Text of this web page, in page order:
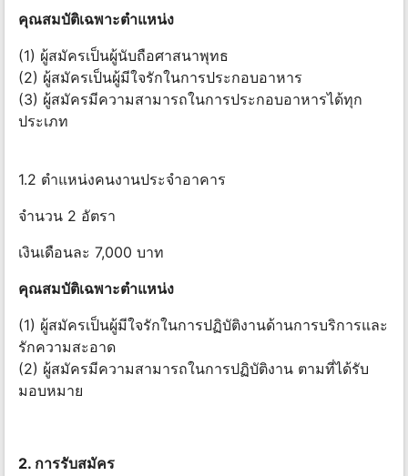
คุณสมบัติเฉพาะตำแหน่ง
(1) ผู้สมัครเป็นผู้นับถือศาสนาพุทธ
(2) ผู้สมัครเป็นผู้มีใจรักในการประกอบอาหาร
(3) ผู้สมัครมีความสามารถในการประกอบอาหารได้ทุก
ประเภท
1.2 ตำแหน่งคนงานประจำอาคาร
จำนวน 2 อัตรา
เงินเดือนละ 7,000 บาท
คุณสมบัติเฉพาะตำแหน่ง
(1) ผู้สมัครเป็นผู้มีใจรักในการปฏิบัติงานด้านการบริการและ
รักความสะอาด
(2) ผู้สมัครมีความสามารถในการปฏิบัติงาน ตามที่ได้รับ
มอบหมาย
2. การรับสมัคร